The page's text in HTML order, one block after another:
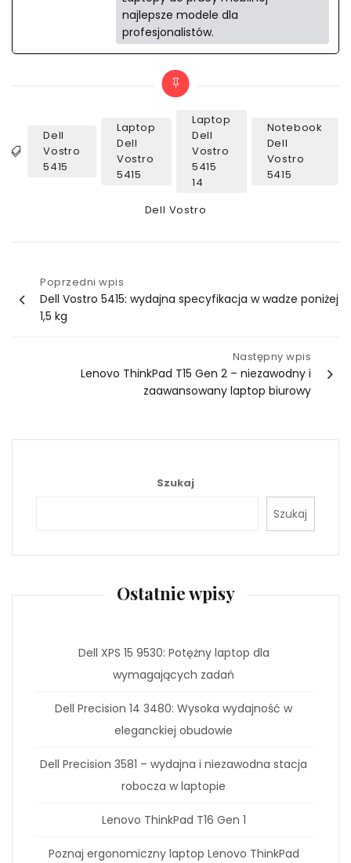
najlepsze modele dla
profesjonalistów.
Tags
Dell
Vostro
5415
Laptop
Dell
Vostro
5415
Laptop
Dell
Vostro
5415
14
Notebook
Dell
Vostro
5415
Categories
Dell Vostro
Nawigacja
wpisu
Poprzedni wpis
Dell Vostro 5415: wydajna specyfikacja w wadze poniżej
1,5 kg
Następny wpis
Lenovo ThinkPad T15 Gen 2 – niezawodny i
zaawansowany laptop biurowy
Szukaj
Szukaj
Ostatnie wpisy
Dell XPS 15 9530: Potężny laptop dla
wymagających zadań
Dell Precision 14 3480: Wysoka wydajność w
eleganckiej obudowie
Dell Precision 3581 – wydajna i niezawodna stacja
robocza w laptopie
Lenovo ThinkPad T16 Gen 1
Poznaj ergonomiczny laptop Lenovo ThinkPad